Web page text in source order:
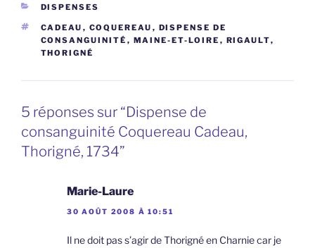
CATÉGORIES
DISPENSES
ÉTIQUETTES
CADEAU , COQUEREAU , DISPENSE DE
CONSANGUINITÉ , MAINE-ET-LOIRE , RIGAULT,
THORIGNÉ
5 réponses sur “Dispense de
consanguinité Coquereau Cadeau,
Thorigné, 1734”
Marie-Laure
30 AOÛT 2008 À 10:51
Il ne doit pas s’agir de Thorigné en Charnie car je